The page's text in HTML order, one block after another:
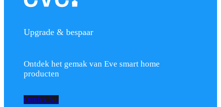
Upgrade & bespaar
Ontdek het gemak van Eve smart home
producten
Ontdek Nu